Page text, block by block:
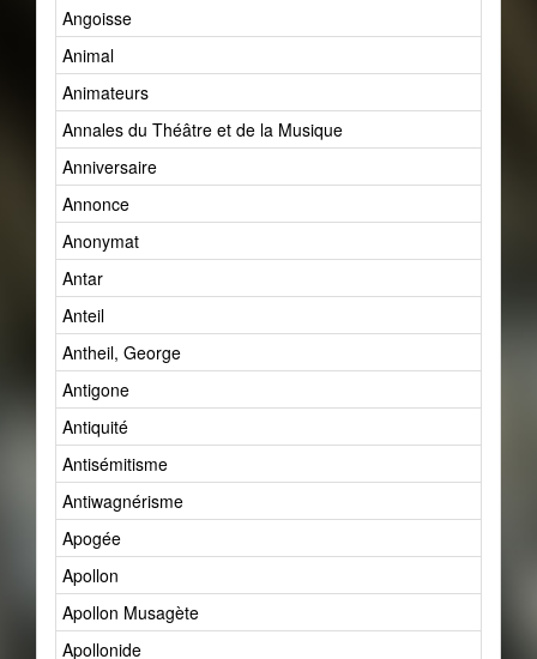
Angoisse
Animal
Animateurs
Annales du Théâtre et de la Musique
Anniversaire
Annonce
Anonymat
Antar
Anteil
Antheil, George
Antigone
Antiquité
Antisémitisme
Antiwagnérisme
Apogée
Apollon
Apollon Musagète
Apollonide